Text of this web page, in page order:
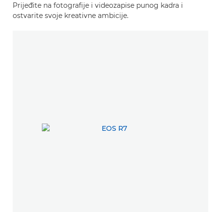
Prijeđite na fotografije i videozapise punog kadra i
ostvarite svoje kreativne ambicije.